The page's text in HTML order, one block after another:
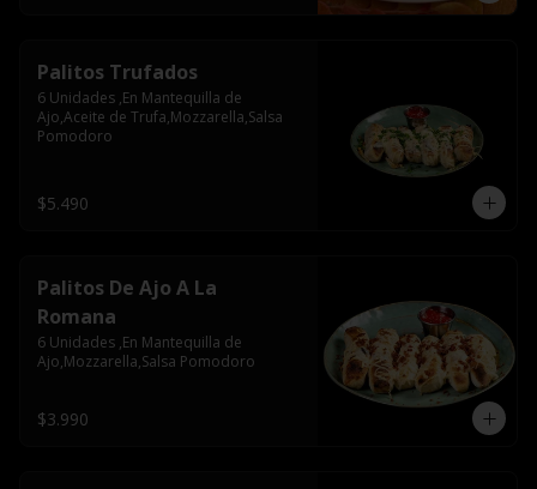
Palitos Trufados
6 Unidades ,En Mantequilla de
Ajo,Aceite de Trufa,Mozzarella,Salsa
Pomodoro
$5.490
Palitos De Ajo A La
Romana
6 Unidades ,En Mantequilla de
Ajo,Mozzarella,Salsa Pomodoro
$3.990